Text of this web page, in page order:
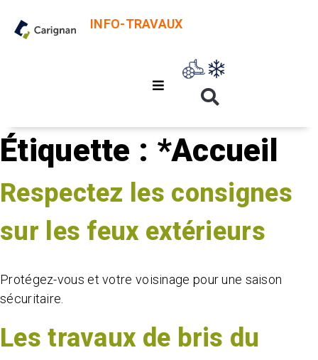
INFO-TRAVAUX
Étiquette : *Accueil
Respectez les consignes
sur les feux extérieurs
Protégez-vous et votre voisinage pour une saison
sécuritaire.
Les travaux de bris du